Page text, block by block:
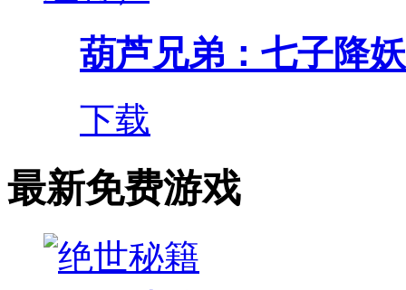
葫芦兄弟：七子降
下载
最新免费游戏